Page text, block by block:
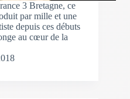
3 Bretagne, ce
par mille et une
depuis ces débuts
au cœur de la